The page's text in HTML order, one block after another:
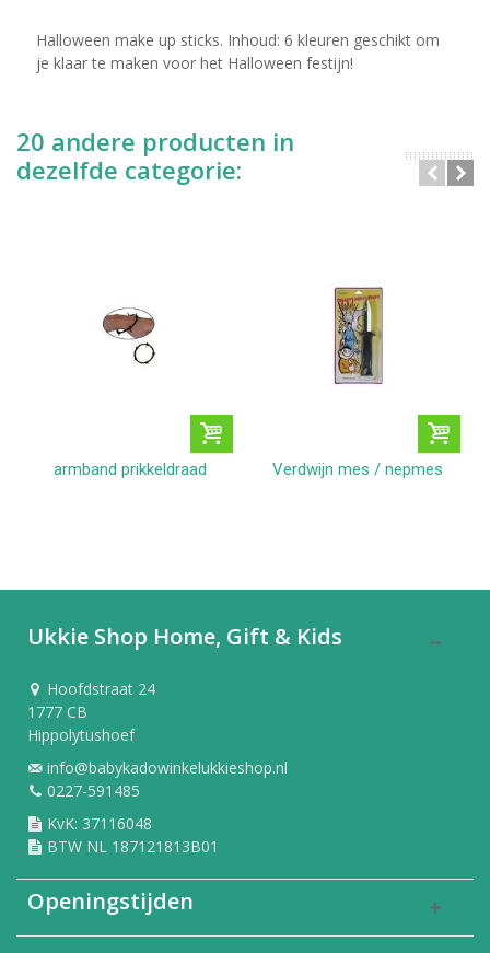
Halloween make up sticks. Inhoud: 6 kleuren geschikt om
je klaar te maken voor het Halloween festijn!
20 andere producten in
dezelfde categorie:
armband prikkeldraad Verdwijn mes / nepmes
Ukkie Shop Home, Gift & Kids
Hoofdstraat 24
1777 CB
Hippolytushoef
info@babykadowinkelukkieshop.nl
0227-591485
KvK: 37116048
BTW NL 187121813B01
Openingstijden